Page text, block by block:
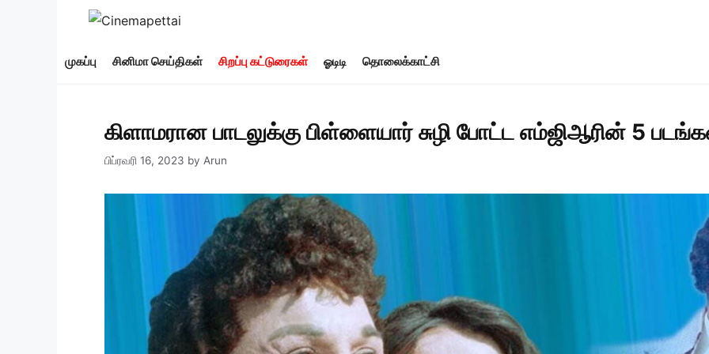
முகப்பு சினிமா செய்திகள் சிறப்பு கட்டுரைகள் ஓடிடி தொலைக்காட்சி
கிளாமரான பாடலுக்கு பிள்ளையார் சுழி போட்ட எம்ஜிஆரின் 5
பிப்ரவரி 16, 2023 by Arun